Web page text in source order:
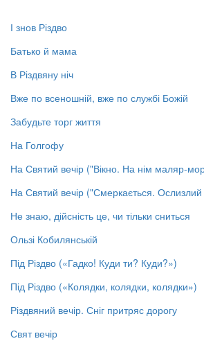
І знов Різдво
Батько й мама
В Різдвяну ніч
Вже по всеношній, вже по службі Божій
Забудьте торг життя
На Голгофу
На Святий вечір ("Вікно. На нім маляр-
На Святий вечір ("Смеркається.
Не знаю, дійсність це, чи тільки сниться
Ользі Кобилянській
Під Різдво («Гадко! Куди ти? Куди?»)
Під Різдво («Колядки, колядки, колядки»)
Різдвяний вечір. Сніг притряс дорогу
Свят вечір